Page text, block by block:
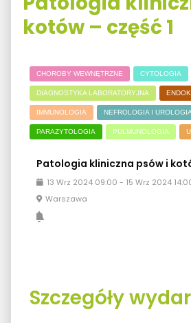
kotów – część 1
CHOROBY WEWNĘTRZNE CYTOLOGIA
DIAGNOSTYKA LABORATORYJNA
IMMUNOLOGIA NEFROLOGIA I UROLOGIA
PARAZYTOLOGIA PULMUNOLOGIA
Patologia kliniczna psów i
13 Wrz 2024 09:00 - 15 Wrz 2024
Warszawa
Szczegóły